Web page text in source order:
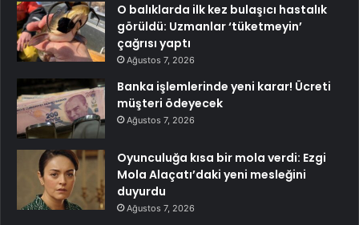
O balıklarda ilk kez bulaşıcı hastalık
görüldü: Uzmanlar ‘tüketmeyin’
çağrısı yaptı
Ağustos 7, 2026
Banka işlemlerinde yeni karar! Ücreti
müşteri ödeyecek
Ağustos 7, 2026
Oyunculuğa kısa bir mola verdi: Ezgi
Mola Alaçatı’daki yeni mesleğini
duyurdu
Ağustos 7, 2026